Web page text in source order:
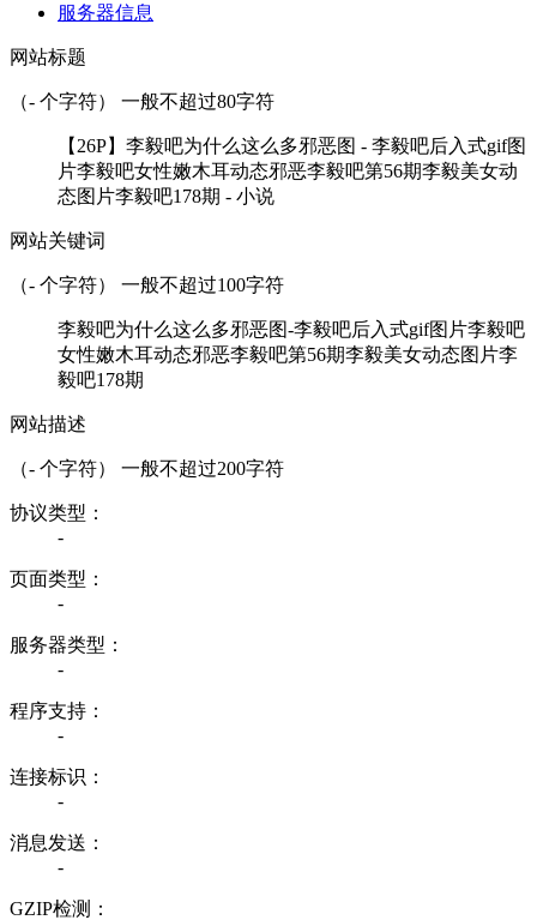
服务器信息
网站标题
（- 个字符） 一般不超过80字符
【26P】李毅吧为什么这么多邪恶图 - 李毅吧后入式gif图
片李毅吧女性嫩木耳动态邪恶李毅吧第56期李毅美女动
态图片李毅吧178期 - 小说
网站关键词
（- 个字符） 一般不超过100字符
李毅吧为什么这么多邪恶图-李毅吧后入式gif图片李毅吧
女性嫩木耳动态邪恶李毅吧第56期李毅美女动态图片李
毅吧178期
网站描述
（- 个字符） 一般不超过200字符
协议类型：
-
页面类型：
-
服务器类型：
-
程序支持：
-
连接标识：
-
消息发送：
-
GZIP检测：